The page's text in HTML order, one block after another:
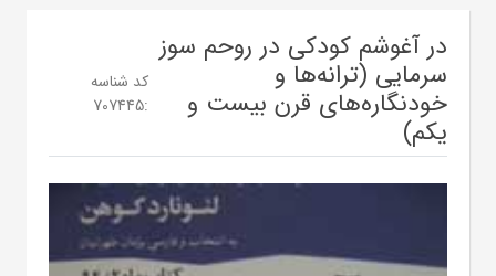
در آغوشم کودکی در روحم سوز
سرمایی (ترانه‌ها و
خودنگاره‌های قرن بیست و
یکم)
کد شناسه
:
707445